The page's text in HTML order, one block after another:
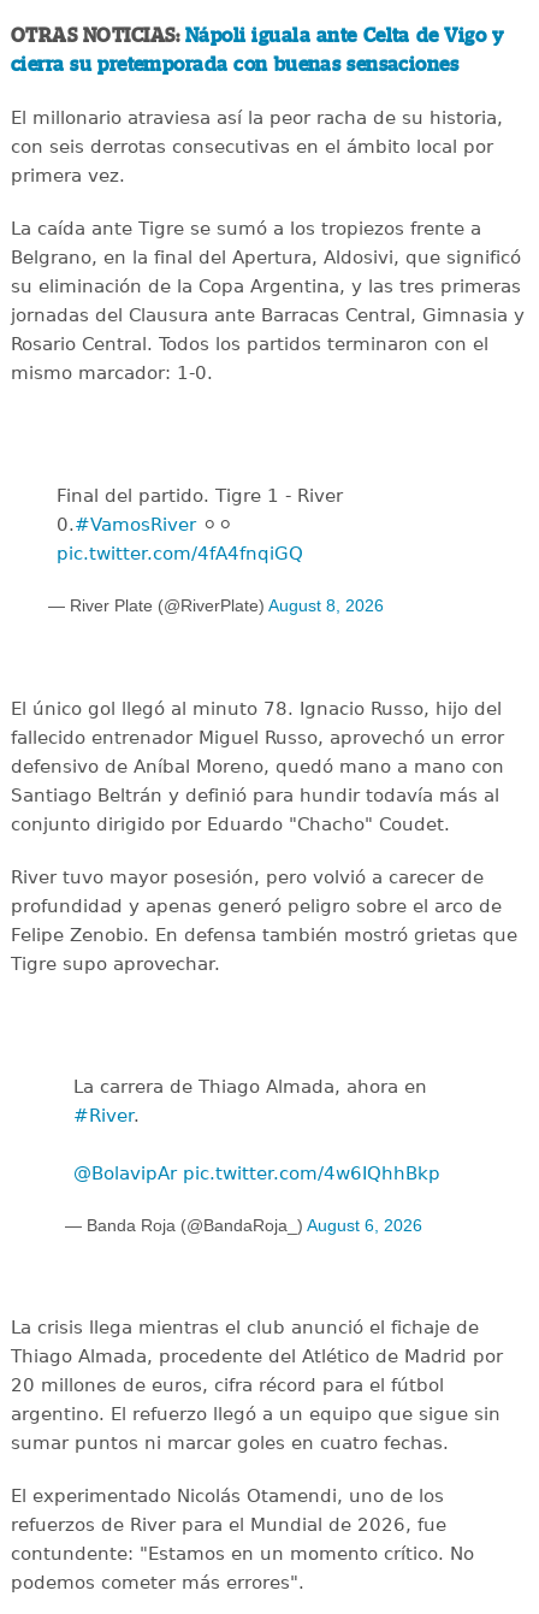
OTRAS NOTICIAS: Nápoli iguala ante Celta de Vigo y
cierra su pretemporada con buenas sensaciones
El millonario atraviesa así la peor racha de su historia,
con seis derrotas consecutivas en el ámbito local por
primera vez.
La caída ante Tigre se sumó a los tropiezos frente a
Belgrano, en la final del Apertura, Aldosivi, que significó
su eliminación de la Copa Argentina, y las tres primeras
jornadas del Clausura ante Barracas Central, Gimnasia y
Rosario Central. Todos los partidos terminaron con el
mismo marcador: 1-0.
Final del partido. Tigre 1 - River
0.#VamosRiver⚪️⚪️
pic.twitter.com/4fA4fnqiGQ
— River Plate (@RiverPlate) August 8, 2026
El único gol llegó al minuto 78. Ignacio Russo, hijo del
fallecido entrenador Miguel Russo, aprovechó un error
defensivo de Aníbal Moreno, quedó mano a mano con
Santiago Beltrán y definió para hundir todavía más al
conjunto dirigido por Eduardo "Chacho" Coudet.
River tuvo mayor posesión, pero volvió a carecer de
profundidad y apenas generó peligro sobre el arco de
Felipe Zenobio. En defensa también mostró grietas que
Tigre supo aprovechar.
La carrera de Thiago Almada, ahora en
#River.
@BolavipAr pic.twitter.com/4w6IQhhBkp
— Banda Roja (@BandaRoja_) August 6, 2026
La crisis llega mientras el club anunció el fichaje de
Thiago Almada, procedente del Atlético de Madrid por
20 millones de euros, cifra récord para el fútbol
argentino. El refuerzo llegó a un equipo que sigue sin
sumar puntos ni marcar goles en cuatro fechas.
El experimentado Nicolás Otamendi, uno de los
refuerzos de River para el Mundial de 2026, fue
contundente: "Estamos en un momento crítico. No
podemos cometer más errores".